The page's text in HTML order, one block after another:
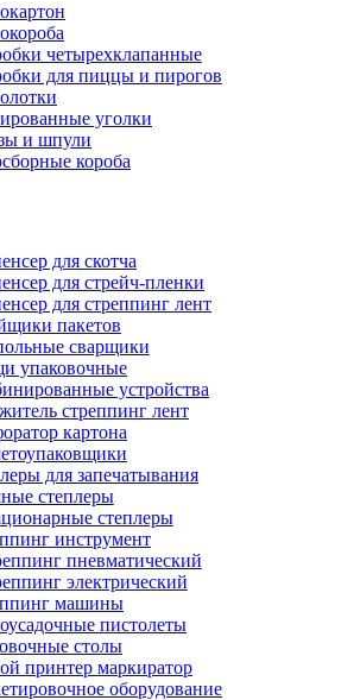
четырехклапанные
для пиццы и пирогов
уголки
и шпули
короба
для скотча
для стрейч-пленки
для стреппинг лент
пакетов
сварщики
упаковочные
устройства
стреппинг лент
картона
для запечатывания
степлеры
степлеры
инструмент
пневматический
электрический
машины
пистолеты
столы
принтер маркиратор
оборудование